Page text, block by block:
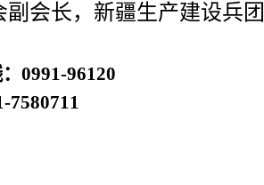
会长，新疆生产建设兵
0991-96120
7580711